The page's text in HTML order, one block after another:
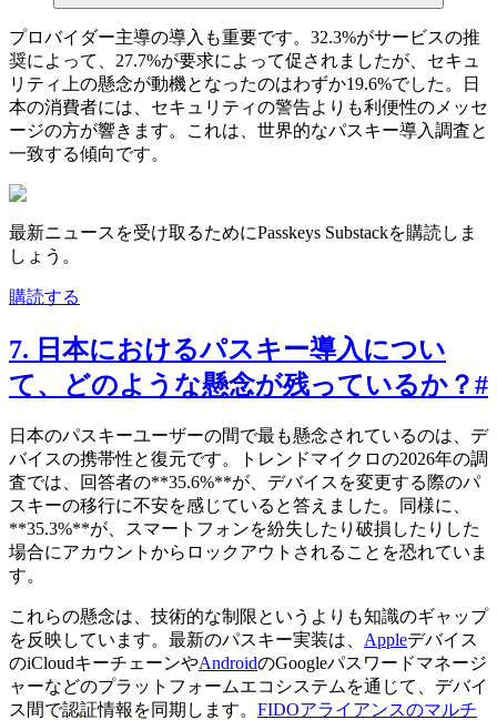
プロバイダー主導の導入も重要です。32.3%がサービスの推
奨によって、27.7%が要求によって促されましたが、セキュ
リティ上の懸念が動機となったのはわずか19.6%でした。日
本の消費者には、セキュリティの警告よりも利便性のメッセ
ージの方が響きます。これは、世界的なパスキー導入調査と
一致する傾向です。
最新ニュースを受け取るためにPasskeys Substackを購読しま
しょう。
購読する
7. 日本におけるパスキー導入につい
て、どのような懸念が残っているか？#
日本のパスキーユーザーの間で最も懸念されているのは、デ
バイスの携帯性と復元です。トレンドマイクロの2026年の調
査では、回答者の**35.6%**が、デバイスを変更する際のパ
スキーの移行に不安を感じていると答えました。同様に、
**35.3%**が、スマートフォンを紛失したり破損したりした
場合にアカウントからロックアウトされることを恐れていま
す。
これらの懸念は、技術的な制限というよりも知識のギャップ
を反映しています。最新のパスキー実装は、 Appleデバイス
のiCloudキーチェーンやAndroidのGoogleパスワードマネージ
ャーなどのプラットフォームエコシステムを通じて、デバイ
ス間で認証情報を同期します。 FIDOアライアンスのマルチ